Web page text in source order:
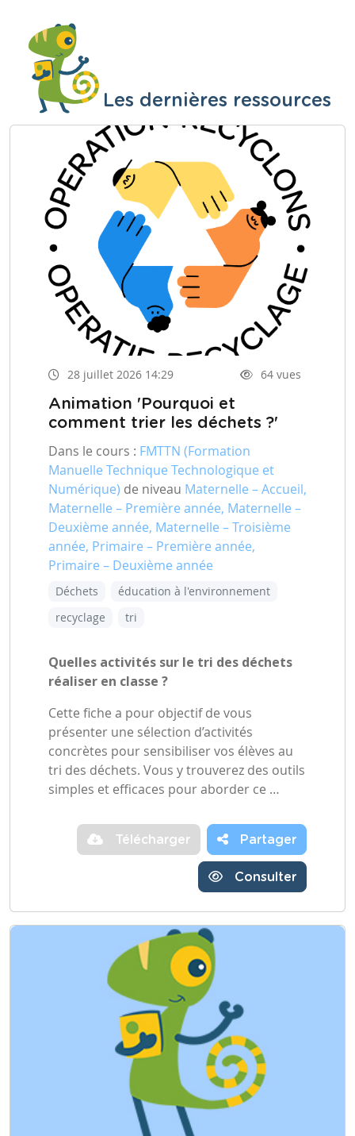
Les dernières ressources
28 juillet 2026 14:29 64 vues
Animation 'Pourquoi et
comment trier les déchets ?'
Dans le cours : FMTTN (Formation
Manuelle Technique Technologique et
Numérique) de niveau Maternelle – Accueil,
Maternelle – Première année, Maternelle –
Deuxième année, Maternelle – Troisième
année, Primaire – Première année,
Primaire – Deuxième année
Déchets
éducation à l'environnement
recyclage
tri
Quelles activités sur le tri des déchets
réaliser en classe ?
Cette fiche a pour objectif de vous
présenter une sélection d’activités
concrètes pour sensibiliser vos élèves au
tri des déchets. Vous y trouverez des outils
simples et efficaces pour aborder ce …
Télécharger Partager
Consulter